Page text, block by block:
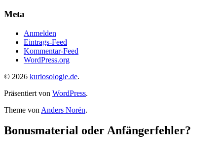
Meta
Anmelden
Eintrags-Feed
Kommentar-Feed
WordPress.org
© 2026 kuriosologie.de.
Präsentiert von WordPress.
Theme von Anders Norén.
Bonusmaterial oder Anfängerfehler?